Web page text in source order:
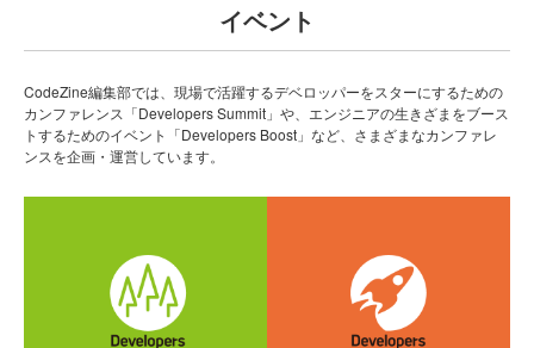
イベント
CodeZine編集部では、現場で活躍するデベロッパーをスターにするための
カンファレンス「Developers Summit」や、エンジニアの生きざまをブース
トするためのイベント「Developers Boost」など、さまざまなカンファレ
ンスを企画・運営しています。